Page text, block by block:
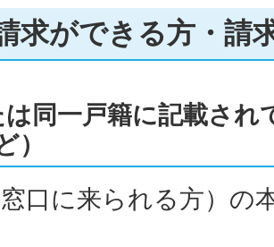
求ができる方・請
同一戸籍に記載され
）
口に来られる方）の